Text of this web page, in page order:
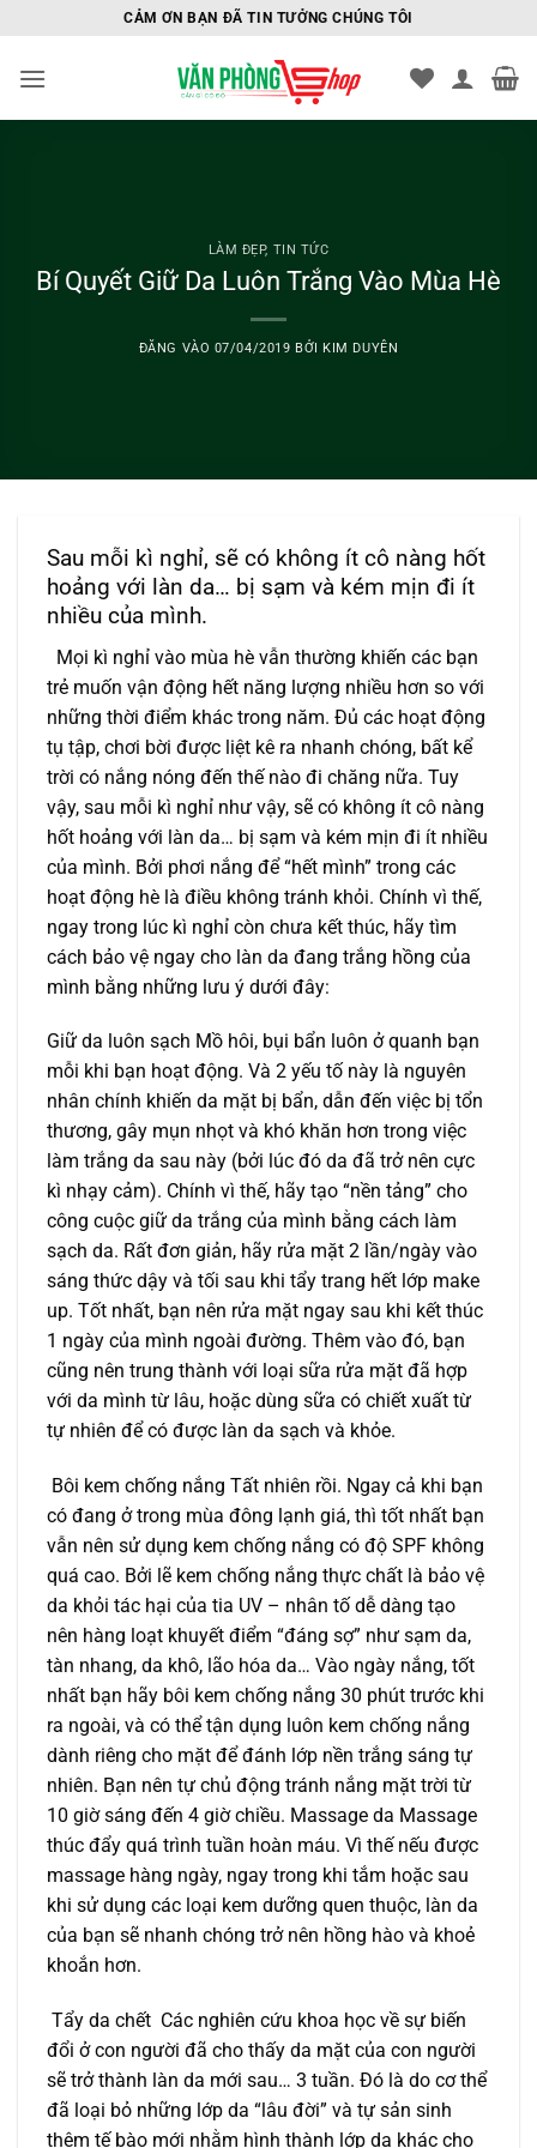
nội
CẢM ƠN BẠN ĐÃ TIN TƯỞNG CHÚNG TÔI
LÀM ĐẸP, TIN TỨC
Bí Quyết Giữ Da Luôn Trắng Vào Mùa Hè
ĐĂNG VÀO 07/04/2019 BỞI KIM DUYÊN
Sau mỗi kì nghỉ, sẽ có không ít cô nàng hốt
hoảng với làn da… bị sạm và kém mịn đi ít
nhiều của mình.
Mọi kì nghỉ vào mùa hè vẫn thường khiến các bạn
trẻ muốn vận động hết năng lượng nhiều hơn so với
những thời điểm khác trong năm. Đủ các hoạt động
tụ tập, chơi bời được liệt kê ra nhanh chóng, bất kể
trời có nắng nóng đến thế nào đi chăng nữa. Tuy
vậy, sau mỗi kì nghỉ như vậy, sẽ có không ít cô nàng
hốt hoảng với làn da… bị sạm và kém mịn đi ít nhiều
của mình. Bởi phơi nắng để “hết mình” trong các
hoạt động hè là điều không tránh khỏi. Chính vì thế,
ngay trong lúc kì nghỉ còn chưa kết thúc, hãy tìm
cách bảo vệ ngay cho làn da đang trắng hồng của
mình bằng những lưu ý dưới đây:
Giữ da luôn sạch Mồ hôi, bụi bẩn luôn ở quanh bạn
mỗi khi bạn hoạt động. Và 2 yếu tố này là nguyên
nhân chính khiến da mặt bị bẩn, dẫn đến việc bị tổn
thương, gây mụn nhọt và khó khăn hơn trong việc
làm trắng da sau này (bởi lúc đó da đã trở nên cực
kì nhạy cảm). Chính vì thế, hãy tạo “nền tảng” cho
công cuộc giữ da trắng của mình bằng cách làm
sạch da. Rất đơn giản, hãy rửa mặt 2 lần/ngày vào
sáng thức dậy và tối sau khi tẩy trang hết lớp make
up. Tốt nhất, bạn nên rửa mặt ngay sau khi kết thúc
1 ngày của mình ngoài đường. Thêm vào đó, bạn
cũng nên trung thành với loại sữa rửa mặt đã hợp
với da mình từ lâu, hoặc dùng sữa có chiết xuất từ
tự nhiên để có được làn da sạch và khỏe.
Bôi kem chống nắng Tất nhiên rồi. Ngay cả khi bạn
có đang ở trong mùa đông lạnh giá, thì tốt nhất bạn
vẫn nên sử dụng kem chống nắng có độ SPF không
quá cao. Bởi lẽ kem chống nắng thực chất là bảo vệ
da khỏi tác hại của tia UV – nhân tố dễ dàng tạo
nên hàng loạt khuyết điểm “đáng sợ” như sạm da,
tàn nhang, da khô, lão hóa da… Vào ngày nắng, tốt
nhất bạn hãy bôi kem chống nắng 30 phút trước khi
ra ngoài, và có thể tận dụng luôn kem chống nắng
dành riêng cho mặt để đánh lớp nền trắng sáng tự
nhiên. Bạn nên tự chủ động tránh nắng mặt trời từ
10 giờ sáng đến 4 giờ chiều. Massage da Massage
thúc đẩy quá trình tuần hoàn máu. Vì thế nếu được
massage hàng ngày, ngay trong khi tắm hoặc sau
khi sử dụng các loại kem dưỡng quen thuộc, làn da
của bạn sẽ nhanh chóng trở nên hồng hào và khoẻ
khoắn hơn.
Tẩy da chết Các nghiên cứu khoa học về sự biến
đổi ở con người đã cho thấy da mặt của con người
sẽ trở thành làn da mới sau… 3 tuần. Đó là do cơ thể
đã loại bỏ những lớp da “lâu đời” và tự sản sinh
thêm tế bào mới nhằm hình thành lớp da khác cho